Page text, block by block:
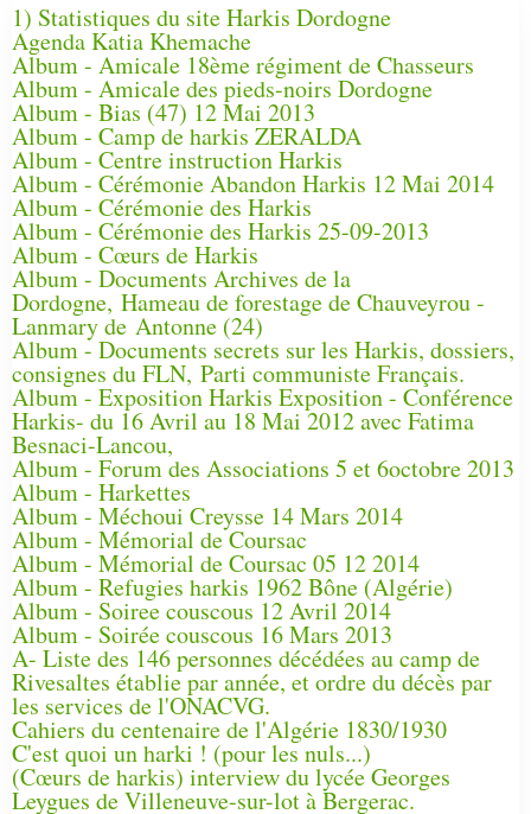
1) Statistiques du site Harkis Dordogne
Agenda Katia Khemache
Album - Amicale 18ème régiment de Chasseurs
Album - Amicale des pieds-noirs Dordogne
Album - Bias (47) 12 Mai 2013
Album - Camp de harkis ZERALDA
Album - Centre instruction Harkis
Album - Cérémonie Abandon Harkis 12 Mai 2014
Album - Cérémonie des Harkis
Album - Cérémonie des Harkis 25-09-2013
Album - Cœurs de Harkis
Album - Documents Archives de la
Dordogne, Hameau de forestage de Chauveyrou -
Lanmary de Antonne (24)
Album - Documents secrets sur les Harkis, dossiers,
consignes du FLN, Parti communiste Français.
Album - Exposition Harkis Exposition - Conférence
Harkis- du 16 Avril au 18 Mai 2012 avec Fatima
Besnaci-Lancou,
Album - Forum des Associations 5 et 6octobre 2013
Album - Harkettes
Album - Méchoui Creysse 14 Mars 2014
Album - Mémorial de Coursac
Album - Mémorial de Coursac 05 12 2014
Album - Refugies harkis 1962 Bône (Algérie)
Album - Soiree couscous 12 Avril 2014
Album - Soirée couscous 16 Mars 2013
A- Liste des 146 personnes décédées au camp de
Rivesaltes établie par année, et ordre du décès par
les services de l'ONACVG.
Cahiers du centenaire de l'Algérie 1830/1930
C'est quoi un harki ! (pour les nuls...)
(Cœurs de harkis) interview du lycée Georges
Leygues de Villeneuve-sur-lot à Bergerac.